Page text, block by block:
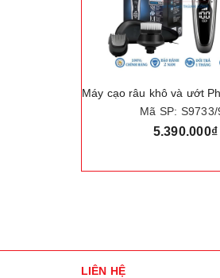
Mã SP:
5.140.000₫
LIÊN HỆ